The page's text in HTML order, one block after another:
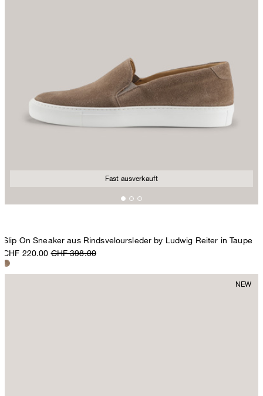
Fast ausverkauft
Slip On Sneaker aus Rindsveloursleder by Ludwig Reiter in Taupe
CHF 220.00 CHF 398.00